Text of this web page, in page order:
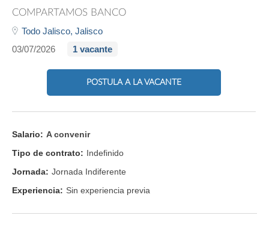
COMPARTAMOS BANCO
Todo Jalisco, Jalisco
03/07/2026
1 vacante
POSTULA A LA VACANTE
Salario: A convenir
Tipo de contrato: Indefinido
Jornada: Jornada Indiferente
Experiencia: Sin experiencia previa